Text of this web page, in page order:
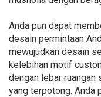
Anda pun dapat
desain permintaan
mewujudkan desain
kelebihan motif
dengan lebar
yang terpotong. Anda